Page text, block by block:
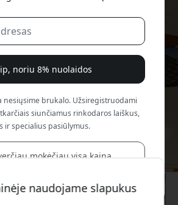
naudojame slapukus
noriu 8% nuolaidos
nesiųsime brukalo. Užsiregistruodami
siunčiamus rinkodaros laiškus,
ir specialius pasiūlymus.
mokėčiau visą kainą.